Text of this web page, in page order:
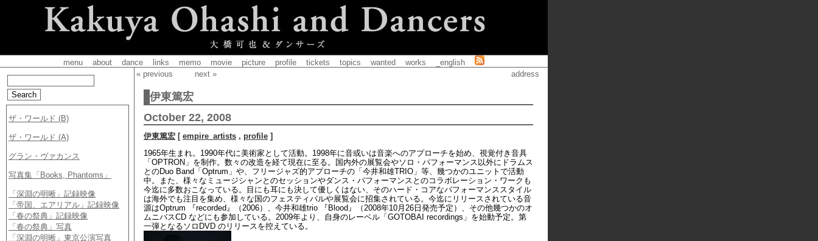
menu about dance links memo movie picture profile tickets topics wanted works
_english
« previous
next » address
伊東篤宏
October 22, 2008
伊東篤宏 [ empire_artists , profile ]
1965年生まれ。1990年代に美術家として活動。1998年に音或いは音楽へのアプローチを始め、視覚付き音具
「OPTRON」を制作。数々の改造を経て現在に至る。国内外の展覧会やソロ・パフォーマンス以外にドラムス
とのDuo Band「Optrum」や、フリージャズ的アプローチの「今井和雄TRIO」等、幾つかのユニットで活動
中。また、様々なミュージシャンとのセッションやダンス・パフォーマンスとのコラボレーション・ワークも
今迄に多数おこなっている。目にも耳にも決して優しくはない、そのハード・コアなパフォーマンススタイル
は海外でも注目を集め、様々な国のフェスティバルや展覧会に招集されている。今迄にリリースされている音
源はOptrum 『recorded』（2006）、今井和雄trio 『Blood』（2008年10月26日発売予定）、その他幾つかのオ
ムニバスCD などにも参加している。2009年より、自身のレーベル「GOTOBAI recordings」を始動予定。第
一弾となるソロDVD のリリースを控えている。